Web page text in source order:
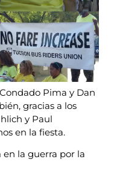
Pima y Dan
gracias a los
y Paul
en la fiesta.
en la guerra por la